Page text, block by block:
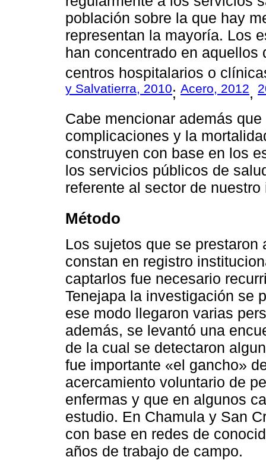
población sobre la que hay
representan la mayoría. Los
han concentrado en aquellos
centros hospitalarios o
y Salvatierra, 2010; Acero, 2012,
Cabe mencionar además
complicaciones y la
construyen con base en los
los servicios públicos de
referente al sector de nuestro
Método
Los sujetos que se
constan en registro
captarlos fue necesario
Tenejapa la investigación se
ese modo llegaron varias
además, se levantó una
de la cual se detectaron
fue importante «el gancho»
acercamiento voluntario de
enfermas y que en algunos
estudio. En Chamula y San
con base en redes de
años de trabajo de campo.